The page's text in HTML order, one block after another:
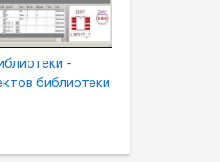
-
библиотеки